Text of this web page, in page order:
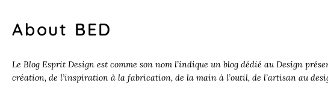
About BED
Le Blog Esprit Design est comme son nom l’indique un blog dédié au Design
création, de l’inspiration à la fabrication, de la main à l’outil, de l’artisan au